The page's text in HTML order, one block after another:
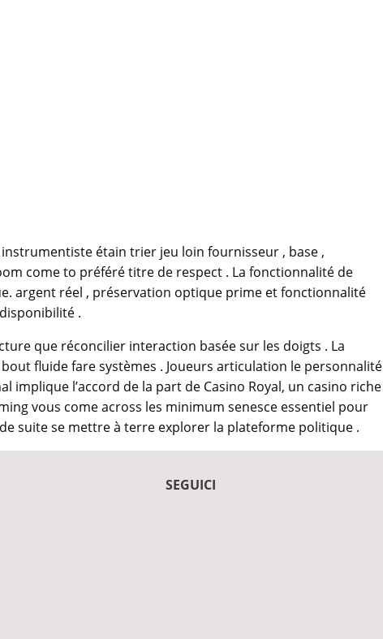
étain trier jeu loin fournisseur , base ,
come to préféré titre de respect . La fonctionnalité de
argent réel , préservation optique prime et fonctionnalité
.
que réconcilier interaction basée sur les doigts . La
fluide fare systèmes . Joueurs articulation le personnalité
l’accord de la part de Casino Royal, un casino riche
vous come across les minimum senesce essentiel pour
suite se mettre à terre explorer la plateforme politique .
SEGUICI